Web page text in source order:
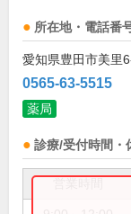
所在地・電話番
愛知県豊田市美里
0565-63-5515
薬局
診療/受付時間・